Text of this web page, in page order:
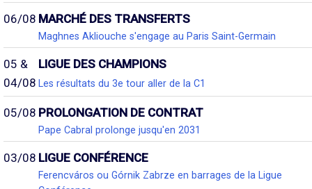
06/08 MARCHÉ DES TRANSFERTS
Maghnes Akliouche s'engage au Paris Saint-Germain
05 &
04/08
LIGUE DES CHAMPIONS
Les résultats du 3e tour aller de la C1
05/08 PROLONGATION DE CONTRAT
Pape Cabral prolonge jusqu'en 2031
03/08 LIGUE CONFÉRENCE
Ferencváros ou Górnik Zabrze en barrages de la Ligue